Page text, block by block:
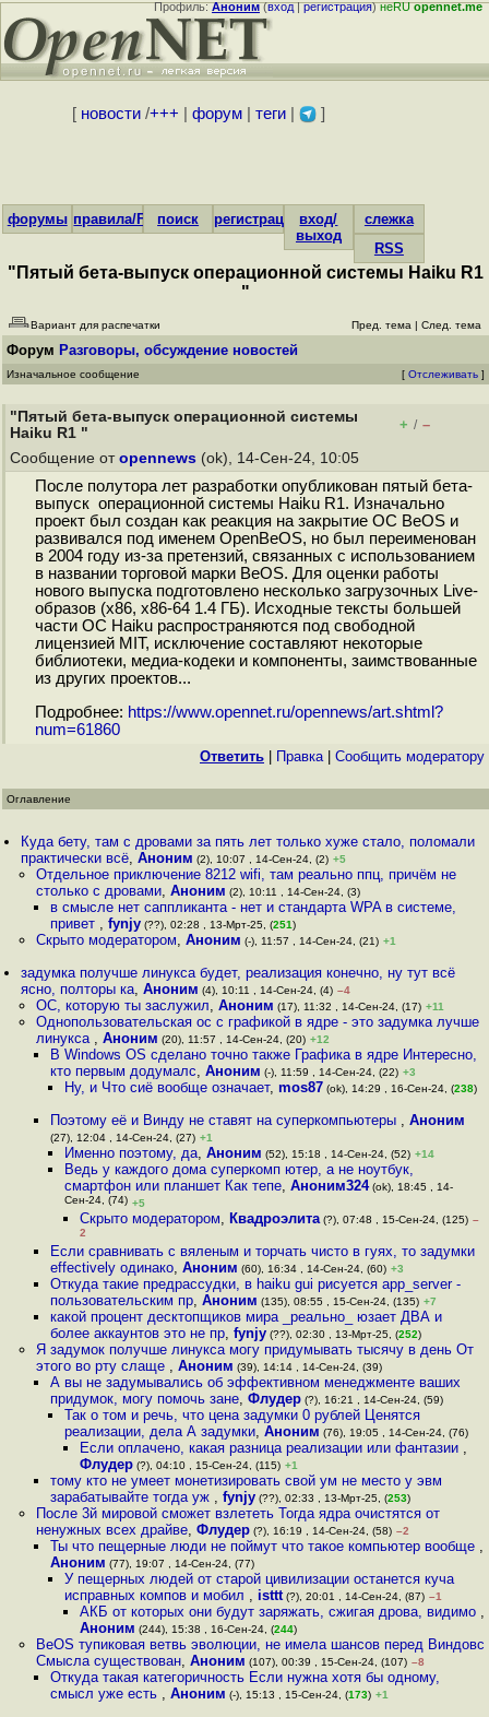
Профиль:Аноним(вход|регистрация)неRUopennet.me
[ новости/+++ форум| теги| ]
форумы правила/FAQпоиск регистрациявход/
выход
слежка
RSS
"Пятый бета-выпуск операционной системы Haiku R1
"
Вариант для распечатки Пред. тема | След. тема
Форум Разговоры, обсуждение новостей
Изначальное сообщение [ Отслеживать ]
"Пятый бета-выпуск операционной системы
Haiku R1 "
+ / –
Сообщение от opennews (ok), 14-Сен-24, 10:05
После полутора лет разработки опубликован пятый бета-
выпуск операционной системы Haiku R1. Изначально
проект был создан как реакция на закрытие ОС BeOS и
развивался под именем OpenBeOS, но был переименован
в 2004 году из-за претензий, связанных с использованием
в названии торговой марки BeOS. Для оценки работы
нового выпуска подготовлено несколько загрузочных Live-
образов (x86, x86-64 1.4 ГБ). Исходные тексты большей
части ОС Haiku распространяются под свободной
лицензией MIT, исключение составляют некоторые
библиотеки, медиа-кодеки и компоненты, заимствованные
из других проектов...
Подробнее: https://www.opennet.ru/opennews/art.shtml?
num=61860
Ответить Правка| Cообщить модератору
Оглавление
Куда бету, там с дровами за пять лет только хуже стало, поломали
практически всё,Аноним (2), 10:07 , 14-Сен-24, (2) +5
Отдельное приключение 8212 wifi, там реально ппц, причём не
столько с дровами, Аноним (2), 10:11 , 14-Сен-24, (3)
в смысле нет саппликанта - нет и стандарта WPA в системе,
привет , fynjy(??), 02:28 , 13-Мрт-25, (251)
Скрыто модератором, Аноним (-), 11:57 , 14-Сен-24, (21) +1
задумка получше линукса будет, реализация конечно, ну тут всё
ясно, полторы ка,Аноним (4), 10:11 , 14-Сен-24, (4) –4
ОС, которую ты заслужил, Аноним (17), 11:32 , 14-Сен-24, (17) +11
Однопользовательская ос с графикой в ядре - это задумка лучше
линукса , Аноним (20), 11:57 , 14-Сен-24, (20) +12
В Windows OS сделано точно также Графика в ядре Интересно,
кто первым додумалс, Аноним (-), 11:59 , 14-Сен-24, (22) +3
Ну, и Что сиё вообще означает,mos87 (ok), 14:29 , 16-Сен-24, (238)
Поэтому её и Винду не ставят на суперкомпьютеры , Аноним
(27), 12:04 , 14-Сен-24, (27) +1
Именно поэтому, да,Аноним (52), 15:18 , 14-Сен-24, (52) +14
Ведь у каждого дома суперкомп ютер, а не ноутбук,
смартфон или планшет Как тепе,Аноним324(ok), 18:45 , 14-
Сен-24, (74) +5
Скрыто модератором, Квадроэлита(?), 07:48 , 15-Сен-24, (125) –
2
Если сравнивать с вяленым и торчать чисто в гуях, то задумки
effectively одинако, Аноним (60), 16:34 , 14-Сен-24, (60) +3
Откуда такие предрассудки, в haiku gui рисуется app_server -
пользовательским пр, Аноним (135), 08:55 , 15-Сен-24, (135) +7
какой процент десктопщиков мира _реально_ юзает ДВА и
более аккаунтов это не пр, fynjy(??), 02:30 , 13-Мрт-25, (252)
Я задумок получше линукса могу придумывать тысячу в день От
этого во рту слаще , Аноним (39), 14:14 , 14-Сен-24, (39)
А вы не задумывались об эффективном менеджменте ваших
придумок, могу помочь зане, Флудер(?), 16:21 , 14-Сен-24, (59)
Так о том и речь, что цена задумки 0 рублей Ценятся
реализации, дела А задумки,Аноним (76), 19:05 , 14-Сен-24, (76)
Если оплачено, какая разница реализации или фантазии ,
Флудер(?), 04:10 , 15-Сен-24, (115) +1
тому кто не умеет монетизировать свой ум не место у эвм
зарабатывайте тогда уж , fynjy(??), 02:33 , 13-Мрт-25, (253)
После 3й мировой сможет взлететь Тогда ядра очистятся от
ненужных всех драйве, Флудер(?), 16:19 , 14-Сен-24, (58) –2
Ты что пещерные люди не поймут что такое компьютер вообще ,
Аноним (77), 19:07 , 14-Сен-24, (77)
У пещерных людей от старой цивилизации останется куча
исправных компов и мобил , isttt (?), 20:01 , 14-Сен-24, (87) –1
АКБ от которых они будут заряжать, сжигая дрова, видимо ,
Аноним (244), 15:38 , 16-Сен-24, (244)
BeOS тупиковая ветвь эволюции, не имела шансов перед Виндовс
Смысла существован, Аноним (107), 00:39 , 15-Сен-24, (107) –8
Откуда такая категоричность Если нужна хотя бы одному,
смысл уже есть , Аноним (-), 15:13 , 15-Сен-24, (173) +1